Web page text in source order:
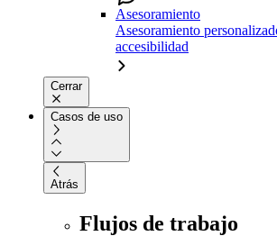
Asesoramiento
Asesoramiento
accesibilidad
Cerrar
Casos de uso
Atrás
Flujos de trabajo